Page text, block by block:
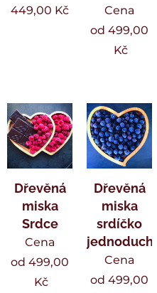
449,00 Kč
Cena
od 499,00
Kč
Dřevěná
miska
Srdce
Cena
od 499,00
Kč
Dřevěná
miska
srdíčko
jednoduché
Cena
od 499,00